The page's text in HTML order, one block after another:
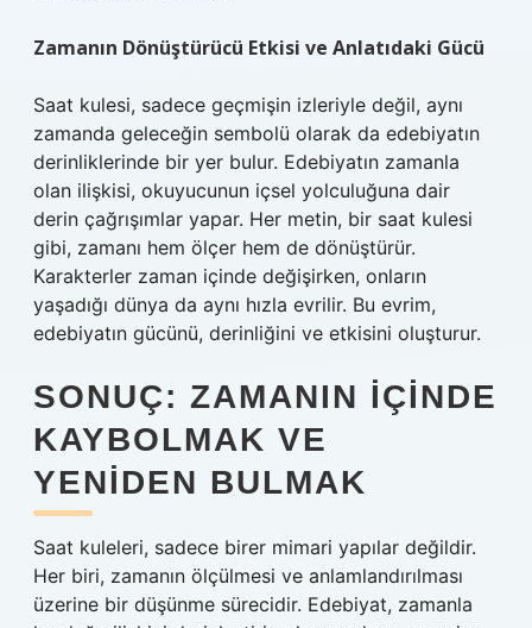
Zamanın Dönüştürücü Etkisi ve Anlatıdaki Gücü
Saat kulesi, sadece geçmişin izleriyle değil, aynı
zamanda geleceğin sembolü olarak da edebiyatın
derinliklerinde bir yer bulur. Edebiyatın zamanla
olan ilişkisi, okuyucunun içsel yolculuğuna dair
derin çağrışımlar yapar. Her metin, bir saat kulesi
gibi, zamanı hem ölçer hem de dönüştürür.
Karakterler zaman içinde değişirken, onların
yaşadığı dünya da aynı hızla evrilir. Bu evrim,
edebiyatın gücünü, derinliğini ve etkisini oluşturur.
SONUÇ: ZAMANIN İÇINDE
KAYBOLMAK VE
YENIDEN BULMAK
Saat kuleleri, sadece birer mimari yapılar değildir.
Her biri, zamanın ölçülmesi ve anlamlandırılması
üzerine bir düşünme sürecidir. Edebiyat, zamanla